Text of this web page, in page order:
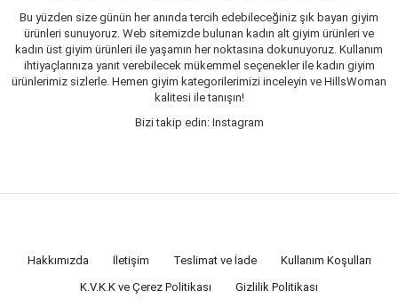
Bu yüzden size günün her anında tercih edebileceğiniz şık bayan giyim
ürünleri sunuyoruz. Web sitemizde bulunan kadın alt giyim ürünleri ve
kadın üst giyim ürünleri ile yaşamın her noktasına dokunuyoruz. Kullanım
ihtiyaçlarınıza yanıt verebilecek mükemmel seçenekler ile kadın giyim
ürünlerimiz sizlerle. Hemen giyim kategorilerimizi inceleyin ve HillsWoman
kalitesi ile tanışın!
Bizi takip edin: Instagram
Hakkımızda İletişim Teslimat ve İade
Kullanım Koşulları
K.V.K.K ve Çerez Politikası
Gizlilik Politikası